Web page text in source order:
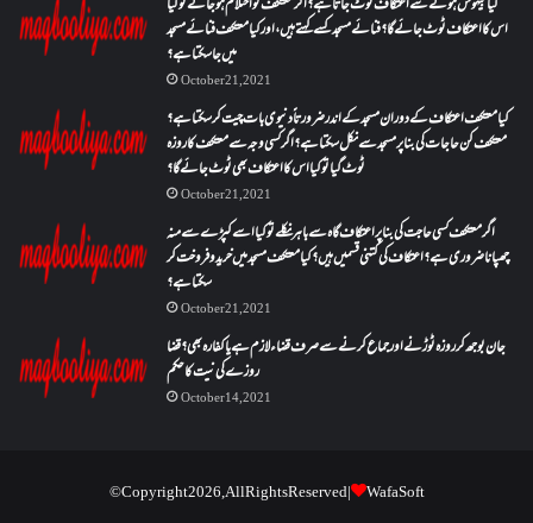
کیا بیہوش ہونے سے اعتکاف ٹوٹ جاتا ہے؟ اگر معتکف کو احتلام ہو جائے تو کیا
اس کا اعتکاف ٹوٹ جائے گا؟فنائے مسجد کسے کہتے ہیں ، اور کیا معتکف فنائے مسجد
میں جا سکتا ہے؟
October 21, 2021
کیا معتکف اعتکاف کے دوران مسجد کے اندر ضرورتاً دنیوی بات چیت کر سکتا ہے؟
معتکف کن حاجات کی بنا پر مسجد سے نکل سکتا ہے؟ اگر کسی وجہ سے معتکف کا روزہ
ٹوٹ گیا تو کیا اس کا اعتکاف بھی ٹوٹ جائے گا؟
October 21, 2021
اگر معتکف کسی حاجت کی بنا پر اعتکاف گاہ سے باہر نکلے تو کیا اسے کپڑے سے منہ
چھپانا ضروری ہے؟اعتکاف کی کتنی قسمیں ہیں؟کیا معتکف مسجد میں خرید و فروخت کر
سکتا ہے؟
October 21, 2021
جان بوجھ کر روزہ ٹوڑنے اور جماع کرنے سے صرف قضاء لازم ہے یا کفارہ بھی؟ قضا
روزے کی نیت کا حکم
October 14, 2021
© Copyright 2026, All Rights Reserved |
WafaSoft